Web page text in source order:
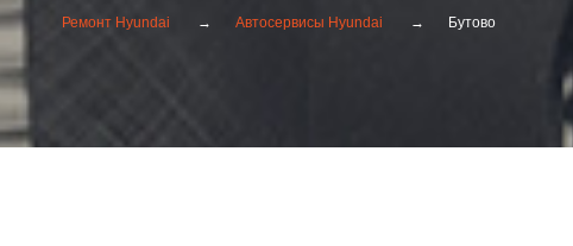
Ремонт Hyundai Автосервисы Hyundai Бутово